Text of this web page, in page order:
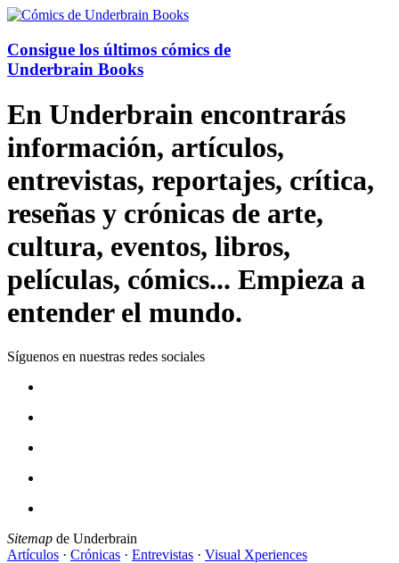
Consigue los últimos cómics de
Underbrain Books
En Underbrain encontrarás
información, artículos,
entrevistas, reportajes, crítica,
reseñas y crónicas de arte,
cultura, eventos, libros,
películas, cómics... Empieza a
entender el mundo.
Síguenos en nuestras redes sociales
Sitemap de Underbrain
Artículos · Crónicas · Entrevistas · Visual Xperiences